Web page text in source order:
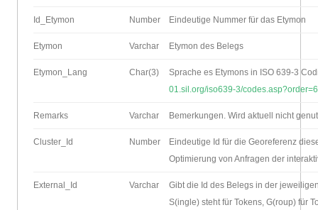
Id_Etymon Number Eindeutige Nummer für das Etymon
Etymon Varchar Etymon des Belegs
Etymon_Lang Char(3)
Sprache es Etymons in ISO 639-3
01.sil.org/iso639-3/
Remarks Varchar Bemerkungen. Wird aktuell nicht
Cluster_Id Number
Eindeutige Id für die Georeferenz
Optimierung von Anfragen der
External_Id Varchar
Gibt die Id des Belegs in der
S(ingle) steht für Tokens, G(roup) für